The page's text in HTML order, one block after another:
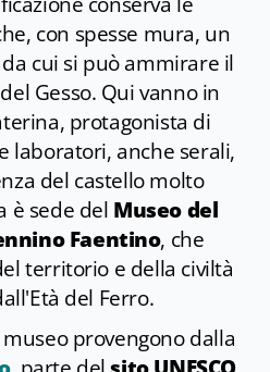
con spesse mura, un
cui si può ammirare il
Gesso. Qui vanno in
protagonista di
laboratori, anche serali,
del castello molto
è sede del Museo del
Faentino, che
territorio e della civiltà
del Ferro.
provengono dalla